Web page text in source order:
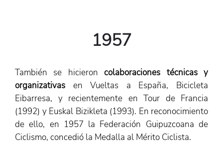
1957
También se hicieroncolaboraciones técnicas y
organizativas en Vueltas a España, Bicicleta
Eibarresa, y recientemente en Tour de Francia
(1992) y Euskal Bizikleta (1993). En reconocimiento
de ello, en 1957 la Federación Guipuzcoana de
Ciclismo, concedió la Medalla al Mérito Ciclista.